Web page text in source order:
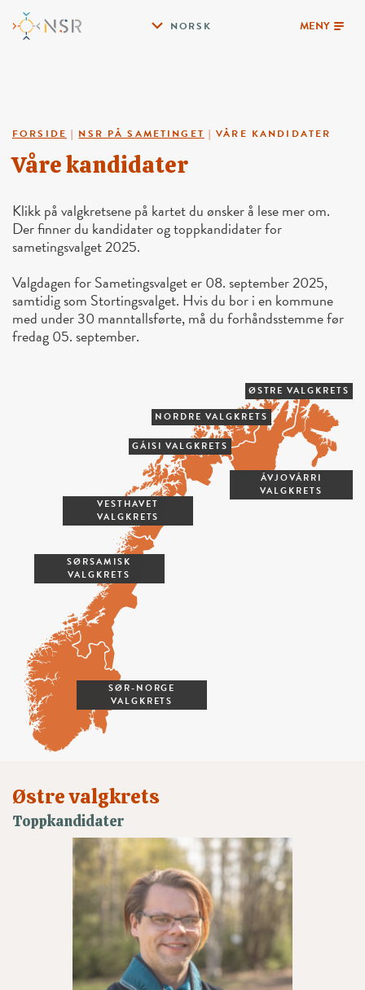
NORSK MENY
FORSIDE | NSR PÅ SAMETINGET |VÅRE KANDIDATER
Våre kandidater
Klikk på valgkretsene på kartet du ønsker å lese mer om.
Der finner du kandidater og toppkandidater for
sametingsvalget 2025.
Valgdagen for Sametingsvalget er 08. september 2025,
samtidig som Stortingsvalget. Hvis du bor i en kommune
med under 30 manntallsførte, må du forhåndsstemme før
fredag 05. september.
ØSTRE VALGKRETS
ÁVJOVÁRRI
VALGKRETS
NORDRE VALGKRETS
GÁISI VALGKRETS
VESTHAVET
VALGKRETS
SØRSAMISK
VALGKRETS
SØR-NORGE
VALGKRETS
Østre valgkrets
Toppkandidater